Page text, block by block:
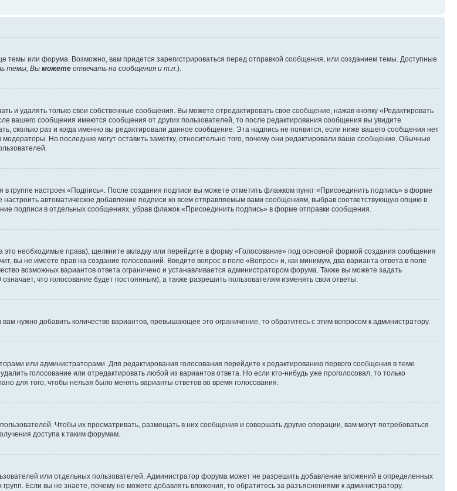
темы или форума. Возможно, вам придется зарегистрироваться перед отправкой сообщения, или созданием темы. Доступные
темы, Вы можете отвечать на сообщения и т.п. ).
и удалять только свои собственные сообщения. Вы можете отредактировать свое сообщение, нажав кнопку «Редактировать
вашего сообщения имеются сообщения от других пользователей, то после редактирования сообщения вы увидите
сколько раз и когда именно вы редактировали данное сообщение. Эта надпись не появится, если ниже вашего сообщения нет
Но последние могут оставить заметку, относительно того, почему они редактировали ваше сообщение. Обычные
группе настроек «Подпись». После создания подписи вы можете отметить флажком пункт «Присоединить подпись» в форме
автоматическое добавление подписи ко всем отправляемым вами сообщениям, выбрав соответствующую опцию в
подписи в отдельных сообщениях, убрав флажок «Присоединить подпись» в форме отправки сообщения.
необходимые права), щелкните вкладку или перейдите в форму «Голосование» под основной формой создания сообщения
вы не имеете прав на создание голосований. Введите вопрос в поле «Вопрос» и, как минимум, два варианта ответа в поле
возможных вариантов ответа ограничено и устанавливается администратором форума. Также вы можете задать
что голосование будет постоянным), а также разрешить пользователям изменять свои ответы.
нужно добавить количество вариантов, превышающее это ограничение, то обратитесь с этим вопросом к администратору.
или администраторами. Для редактирования голосования перейдите к редактированию первого сообщения в теме
голосование или отредактировать любой из вариантов ответа. Но если кто-нибудь уже проголосовал, то только
для того, чтобы нельзя было менять варианты ответов во время голосования.
Чтобы их просматривать, размещать в них сообщения и совершать другие операции, вам могут потребоваться
доступа к таким форумам.
или отдельных пользователей. Администратор форума может не разрешить добавление вложений в определенных
Если вы не знаете, почему не можете добавлять вложения, то обратитесь за разъяснениями к администратору.